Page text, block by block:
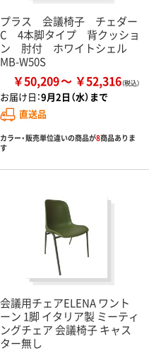
プラス 会議椅子 チェダー
C 4本脚タイプ 背クッショ
ン 肘付 ホワイトシェル
MB-W50S
￥50,209 ￥52,316
お届け日：9月2日（水）まで
直送品
カラー・販売単位違いの商品が8商品ありま
す
会議用チェアELENA ワント
ーン 1脚 イタリア製 ミーティ
ングチェア 会議椅子 キャス
ター無し